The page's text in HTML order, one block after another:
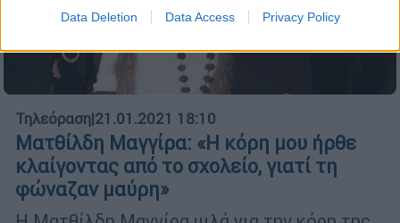
Data Deletion Data Access Privacy Policy
Τηλεόραση|21.01.2021 18:10
Ματθίλδη Μαγγίρα: «Η κόρη μου ήρθε
κλαίγοντας από το σχολείο, γιατί τη
φώναζαν μαύρη»